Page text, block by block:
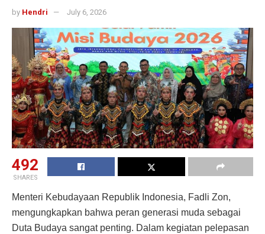
by Hendri July 6, 2026
492
SHARES
Menteri Kebudayaan Republik Indonesia, Fadli Zon,
mengungkapkan bahwa peran generasi muda sebagai
Duta Budaya sangat penting. Dalam kegiatan pelepasan